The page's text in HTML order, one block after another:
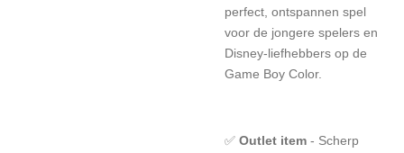
perfect, ontspannen spel
voor de jongere spelers en
Disney-liefhebbers op de
Game Boy Color.
✅ Outlet item - Scherp